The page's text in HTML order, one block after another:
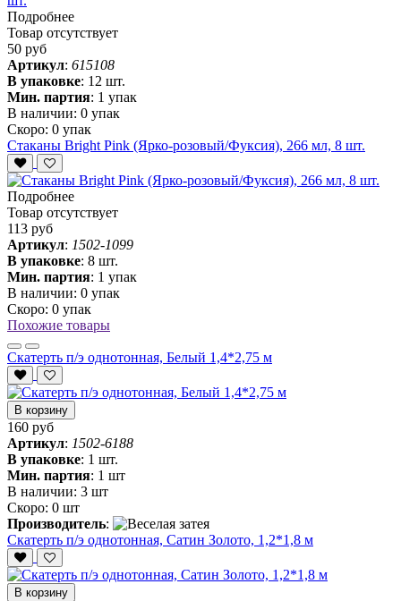
Подробнее
Товар отсутствует
50 руб
Артикул: 615108
В упаковке: 12 шт.
Мин. партия: 1 упак
В наличии: 0 упак
Скоро: 0 упак
Стаканы Bright Pink (Ярко-розовый/Фуксия), 266 мл, 8 шт.
Подробнее
Товар отсутствует
113 руб
Артикул: 1502-1099
В упаковке: 8 шт.
Мин. партия: 1 упак
В наличии: 0 упак
Скоро: 0 упак
Похожие товары
Скатерть п/э однотонная, Белый 1,4*2,75 м
В корзину
160 руб
Артикул: 1502-6188
В упаковке: 1 шт.
Мин. партия: 1 шт
В наличии: 3 шт
Скоро: 0 шт
Производитель:
Скатерть п/э однотонная, Сатин Золото, 1,2*1,8 м
В корзину